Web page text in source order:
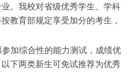
。我校对省级优秀学生、学科
教育部规定享受加分的考生，
加综合性的能力测试，成绩优
下两类新生可免试推荐为优秀